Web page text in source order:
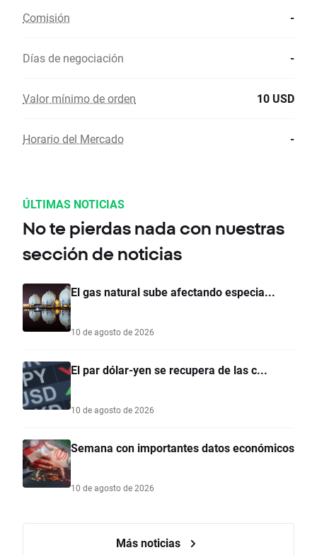
Comisión -
Días de negociación -
Valor mínimo de orden 10 USD
Horario del Mercado -
ÚLTIMAS NOTICIAS
No te pierdas nada con nuestras
sección de noticias
El gas natural sube afectando especia...
10 de agosto de 2026
El par dólar-yen se recupera de las c...
10 de agosto de 2026
Semana con importantes datos económicos
10 de agosto de 2026
Más noticias